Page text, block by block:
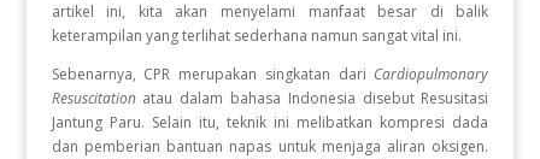
artikel ini, kita akan menyelami manfaat besar di balik
keterampilan yang terlihat sederhana namun sangat vital ini.
Sebenarnya, CPR merupakan singkatan dari Cardiopulmonary
Resuscitationatau dalam bahasa Indonesia disebut Resusitasi
Jantung Paru. Selain itu, teknik ini melibatkan kompresi dada
dan pemberian bantuan napas untuk menjaga aliran oksigen.